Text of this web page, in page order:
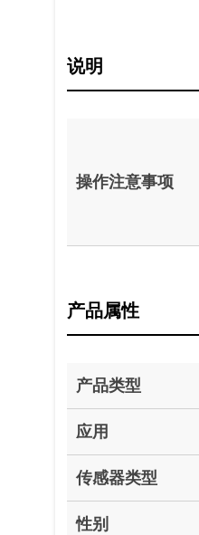
说明
操作注意事项
产品属性
产品类型
应用
传感器类型
性别